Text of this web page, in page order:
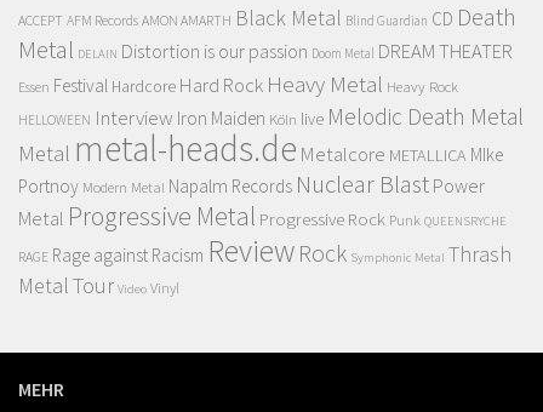
ACCEPT AFM Records AMON AMARTH Black Metal Blind Guardian CD Death
Metal DELAIN Distortion is our passion Doom Metal DREAM THEATER
Essen Festival Hardcore Hard Rock Heavy Metal Heavy Rock
HELLOWEEN Interview Iron Maiden Köln live Melodic Death Metal
Metal metal-heads.de Metalcore METALLICA MIke
Portnoy Modern Metal Napalm Records Nuclear Blast Power
Metal Progressive Metal Progressive Rock Punk QUEENSRYCHE
RAGE Rage against Racism Review Rock Symphonic Metal Thrash
MetalTour Video Vinyl
MEHR